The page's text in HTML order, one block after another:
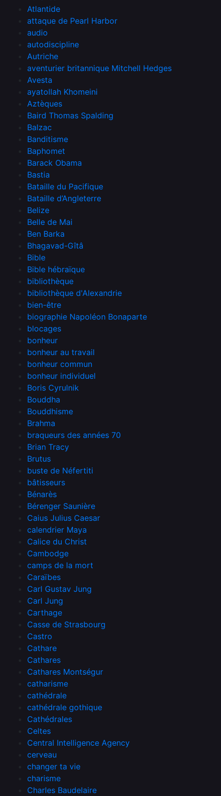
Atlantide
attaque de Pearl Harbor
audio
autodiscipline
Autriche
aventurier britannique Mitchell Hedges
Avesta
ayatollah Khomeini
Aztèques
Baird Thomas Spalding
Balzac
Banditisme
Baphomet
Barack Obama
Bastia
Bataille du Pacifique
Bataille d’Angleterre
Belize
Belle de Mai
Ben Barka
Bhagavad-Gîtâ
Bible
Bible hébraïque
bibliothèque
bibliothèque d'Alexandrie
bien-être
biographie Napoléon Bonaparte
blocages
bonheur
bonheur au travail
bonheur commun
bonheur individuel
Boris Cyrulnik
Bouddha
Bouddhisme
Brahma
braqueurs des années 70
Brian Tracy
Brutus
buste de Néfertiti
bâtisseurs
Bénarès
Bérenger Saunière
Caius Julius Caesar
calendrier Maya
Calice du Christ
Cambodge
camps de la mort
Caraïbes
Carl Gustav Jung
Carl Jung
Carthage
Casse de Strasbourg
Castro
Cathare
Cathares
Cathares Montségur
catharisme
cathédrale
cathédrale gothique
Cathédrales
Celtes
Central Intelligence Agency
cerveau
changer ta vie
charisme
Charles Baudelaire